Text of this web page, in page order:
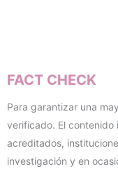
FACT CHECK
Para garantizar una
verificado. El contenido
acreditados,
investigación y en